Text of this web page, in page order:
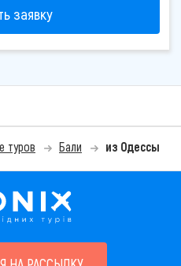
заявку
туров Бали из Одессы